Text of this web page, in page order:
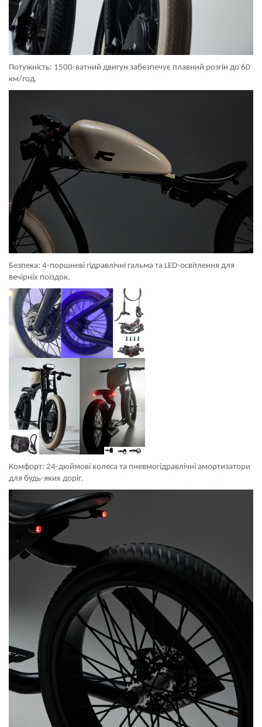
Потужність: 1500-ватний двигун забезпечує плавний розгін до 60
км/год.
Безпека: 4-поршневі гідравлічні гальма та LED-освітлення для
вечірніх поїздок.
Комфорт: 24-дюймові колеса та пневмогідравлічні амортизатори
для будь-яких доріг.